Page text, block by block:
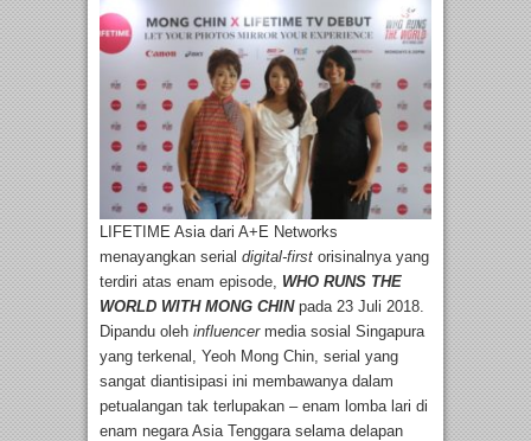
LIFETIME Asia dari A+E Networks
menayangkan serial digital-first orisinalnya yang
terdiri atas enam episode, WHO RUNS THE
WORLD WITH MONG CHINpada 23 Juli 2018.
Dipandu oleh influencermedia sosial Singapura
yang terkenal, Yeoh Mong Chin, serial yang
sangat diantisipasi ini membawanya dalam
petualangan tak terlupakan – enam lomba lari di
enam negara Asia Tenggara selama delapan